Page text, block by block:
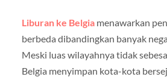
Liburan ke Belgiamenawarkan
berbeda dibandingkan banyak
Meski luas wilayahnya tidak
Belgia menyimpan kota-kota